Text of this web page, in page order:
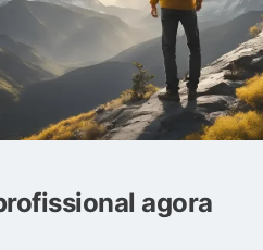
agora